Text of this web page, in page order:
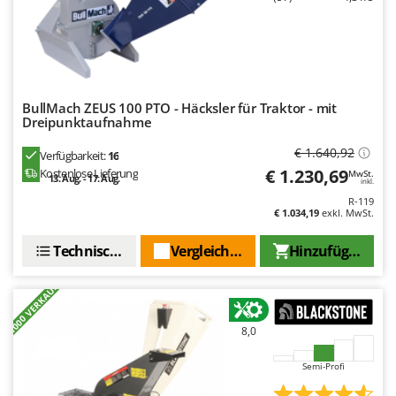
Spiralmac
Spring Protezione
Spyro
Stiga
Sunseeker
TecnoGen
Telwin
BullMach ZEUS 100 PTO - Häcksler für Traktor - mit
Dreipunktaufnahme
Verfügbarkeit:16
Kostenlose Lieferung
13. Aug. - 17. Aug.
€ 1.640,92
€ 1.230,69MwSt.
inkl.
R-119
€ 1.034,19 exkl. MwSt.
Hinzufügen
Vergleichen Sie
Technische Daten
+1000 VERKAUFT 8,0
Semi-Profi